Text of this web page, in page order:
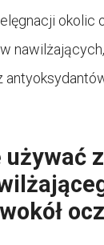
okolic